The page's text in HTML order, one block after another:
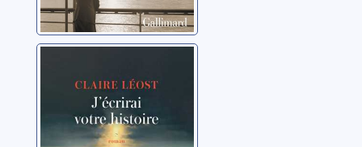
histoire
Léost, Claire